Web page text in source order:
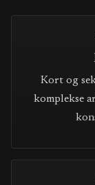
Kort og
komplekse